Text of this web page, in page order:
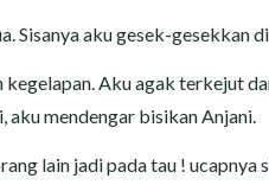
Sisanya aku gesek-gesekkan
Aku agak terkejut
aku mendengar bisikan Anjani.
lain jadi pada tau ! ucapnya